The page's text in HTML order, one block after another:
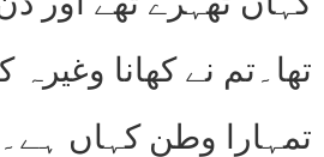
تھا۔تم نے کھانا وغیرہ
تمہارا وطن کہاں